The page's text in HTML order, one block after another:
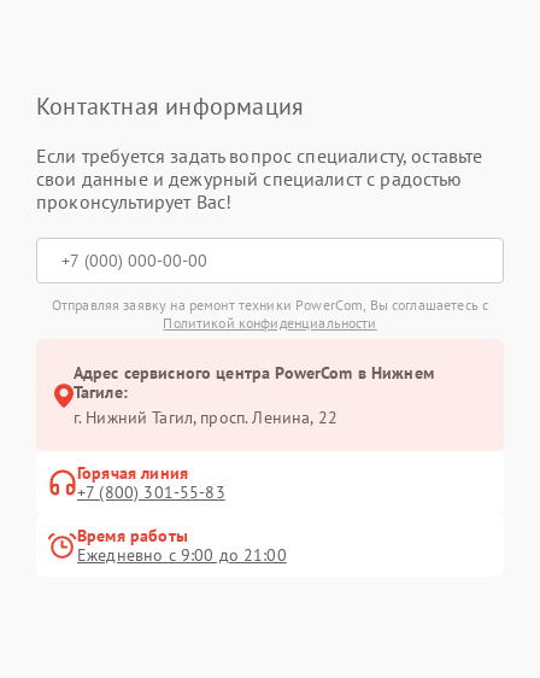
Контактная информация
Если требуется задать вопрос специалисту, оставьте
свои данные и дежурный специалист с радостью
проконсультирует Вас!
Отправляя заявку на ремонт техники PowerCom, Вы соглашаетесь с
Политикой конфиденциальности
Адрес сервисного центра PowerCom в Нижнем
Тагиле:
г. Нижний Тагил, просп. Ленина, 22
Горячая линия
+7 (800) 301-55-83
Время работы
Ежедневно с 9:00 до 21:00